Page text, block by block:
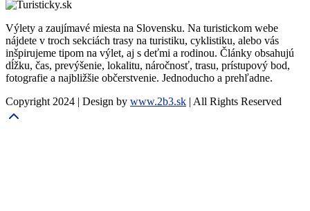
Výlety a zaujímavé miesta na Slovensku. Na turistickom webe
nájdete v troch sekciách trasy na turistiku, cyklistiku, alebo vás
inšpirujeme tipom na výlet, aj s deťmi a rodinou. Články obsahujú
dĺžku, čas, prevýšenie, lokalitu, náročnosť, trasu, prístupový bod,
fotografie a najbližšie občerstvenie. Jednoducho a prehľadne.
Copyright 2024 | Design by www.2b3.sk | All Rights Reserved